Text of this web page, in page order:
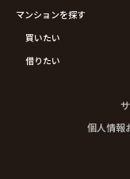
マンションを探す
買いたい
借りたい
個人情報